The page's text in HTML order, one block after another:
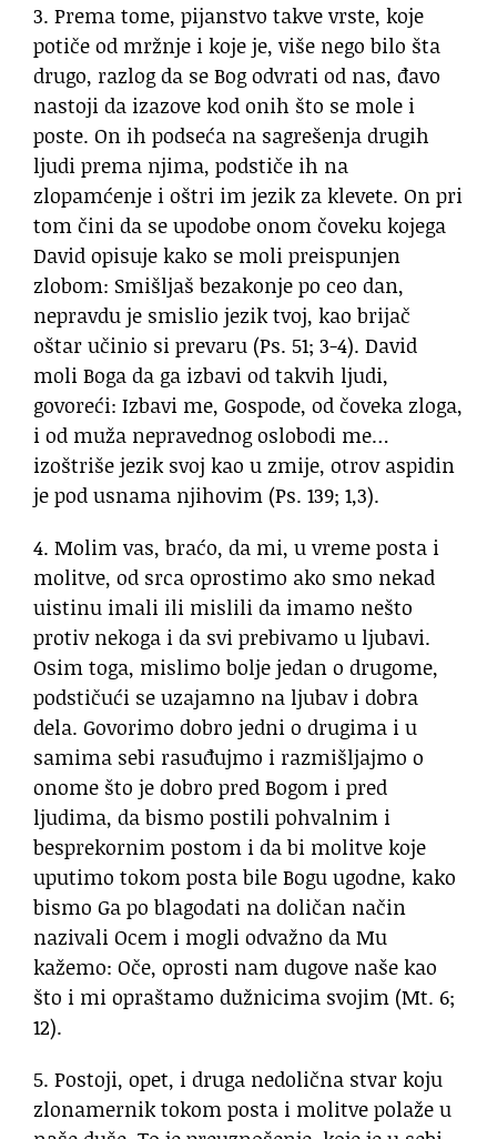
3. Prema tome, pijanstvo takve vrste, koje
potiče od mržnje i koje je, više nego bilo šta
drugo, razlog da se Bog odvrati od nas, đavo
nastoji da izazove kod onih što se mole i
poste. On ih podseća na sagrešenja drugih
ljudi prema njima, podstiče ih na
zlopamćenje i oštri im jezik za klevete. On pri
tom čini da se upodobe onom čoveku kojega
David opisuje kako se moli preispunjen
zlobom: Smišljaš bezakonje po ceo dan,
nepravdu je smislio jezik tvoj, kao brijač
oštar učinio si prevaru (Ps. 51; 3-4). David
moli Boga da ga izbavi od takvih ljudi,
govoreći: Izbavi me, Gospode, od čoveka zloga,
i od muža nepravednog oslobodi me…
izoštriše jezik svoj kao u zmije, otrov aspidin
je pod usnama njihovim (Ps. 139; 1,3).
4. Molim vas, braćo, da mi, u vreme posta i
molitve, od srca oprostimo ako smo nekad
uistinu imali ili mislili da imamo nešto
protiv nekoga i da svi prebivamo u ljubavi.
Osim toga, mislimo bolje jedan o drugome,
podstičući se uzajamno na ljubav i dobra
dela. Govorimo dobro jedni o drugima i u
samima sebi rasuđujmo i razmišljajmo o
onome što je dobro pred Bogom i pred
ljudima, da bismo postili pohvalnim i
besprekornim postom i da bi molitve koje
uputimo tokom posta bile Bogu ugodne, kako
bismo Ga po blagodati na doličan način
nazivali Ocem i mogli odvažno da Mu
kažemo: Oče, oprosti nam dugove naše kao
što i mi opraštamo dužnicima svojim (Mt. 6;
12).
5. Postoji, opet, i druga nedolična stvar koju
zlonamernik tokom posta i molitve polaže u